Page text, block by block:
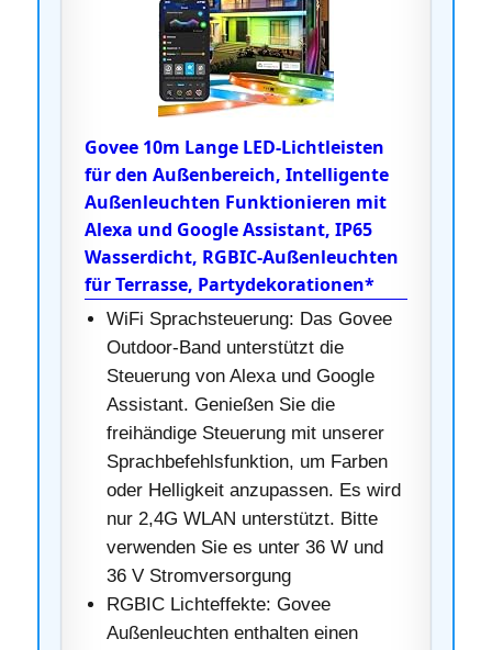
Govee 10m Lange LED-Lichtleisten
für den Außenbereich, Intelligente
Außenleuchten Funktionieren mit
Alexa und Google Assistant, IP65
Wasserdicht, RGBIC-Außenleuchten
für Terrasse, Partydekorationen*
WiFi Sprachsteuerung: Das Govee
Outdoor-Band unterstützt die
Steuerung von Alexa und Google
Assistant. Genießen Sie die
freihändige Steuerung mit unserer
Sprachbefehlsfunktion, um Farben
oder Helligkeit anzupassen. Es wird
nur 2,4G WLAN unterstützt. Bitte
verwenden Sie es unter 36 W und
36 V Stromversorgung
RGBIC Lichteffekte: Govee
Außenleuchten enthalten einen